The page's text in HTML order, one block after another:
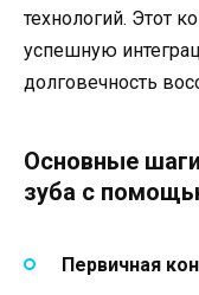
технологий. Этот
успешную
долговечность
Основные
зуба с
Первичная